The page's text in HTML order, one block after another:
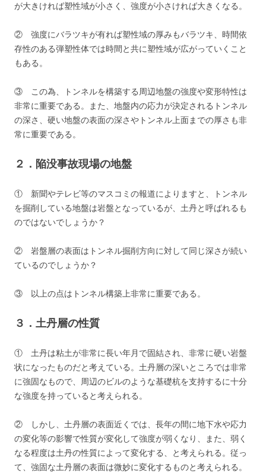
が大きければ塑性域が小さく、強度が小さければ大きくなる。
② 強度にバラツキが有れば塑性域の厚みもバラツキ、時間依
存性のある弾塑性体では時間と共に塑性域が広がっていくこと
もある。
③ この為、トンネルを構築する周辺地盤の強度や変形特性は
非常に重要である。また、地盤内の応力が決定されるトンネル
の深さ、硬い地盤の表面の深さやトンネル上面までの厚さも非
常に重要である。
２．陥没事故現場の地盤
① 新聞やテレビ等のマスコミの報道によりますと、トンネル
を掘削している地盤は岩盤となっているが、土丹と呼ばれるも
のではないでしょうか？
② 岩盤層の表面はトンネル掘削方向に対して同じ深さが続い
ているのでしょうか？
③ 以上の点はトンネル構築上非常に重要である。
３．土丹層の性質
① 土丹は粘土が非常に長い年月で固結され、非常に硬い岩盤
状になったものだと考えている。土丹層の深いところでは非常
に強固なもので、周辺のビルのような基礎杭を支持するに十分
な強度を持っていると考えられる。
② しかし、土丹層の表面近くでは、長年の間に地下水や応力
の変化等の影響で性質が変化して強度が弱くなり、また、弱く
なる程度は土丹の性質によって変化する、と考えられる。従っ
て、強固な土丹層の表面は微妙に変化するものと考えられる。